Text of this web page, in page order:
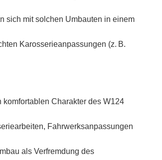
sich mit solchen Umbauten in einem
Karosserieanpassungen (z. B.
Charakter des W124
Fahrwerksanpassungen
als Verfremdung des